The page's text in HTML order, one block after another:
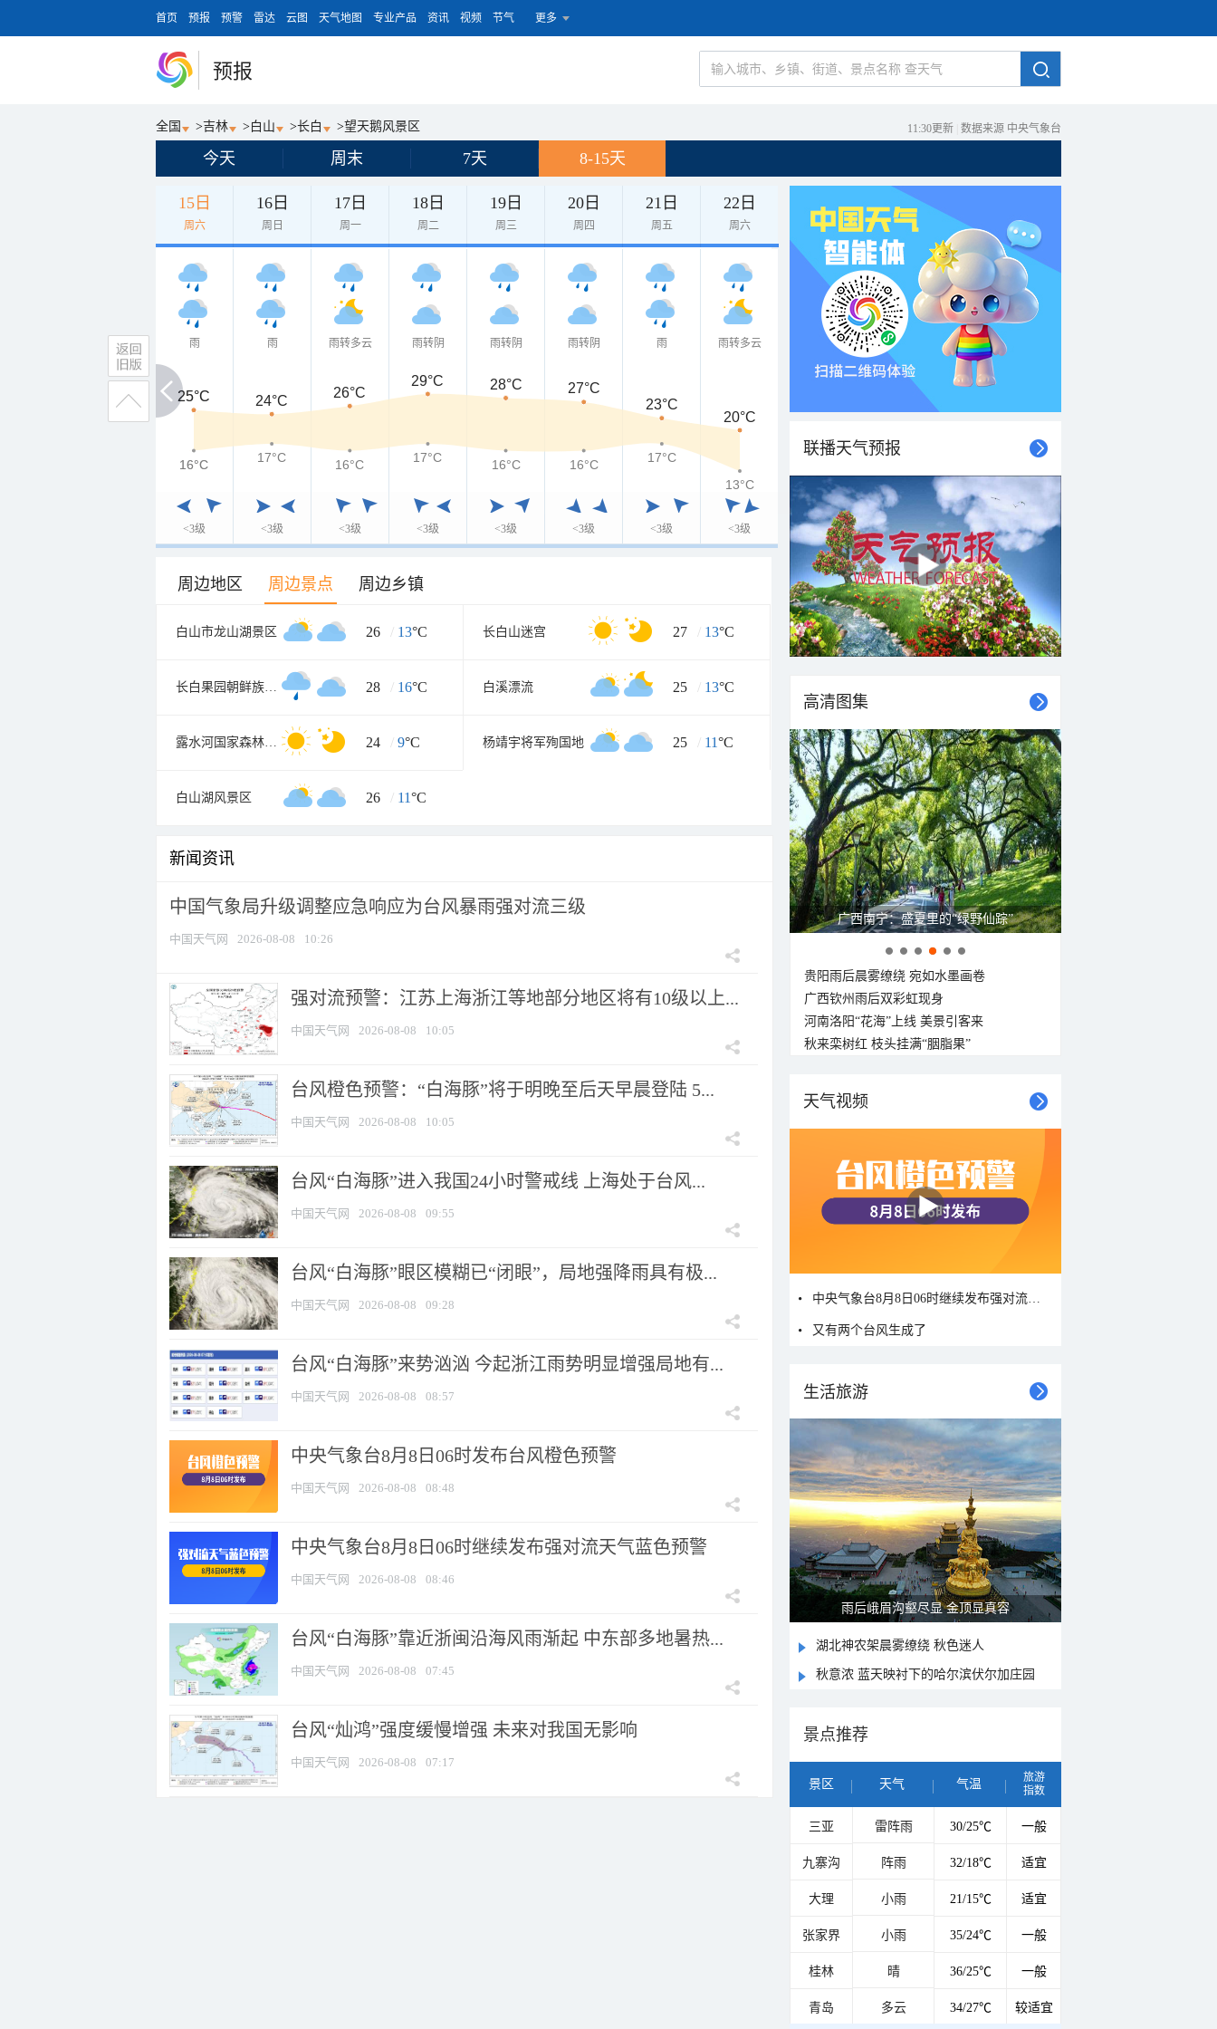
首页 预报 预警 雷达 云图 天气地图 专业产品 资讯 视频 节气 更多
预报
全国 >吉林 > 白山 >长白 >望天鹅风景区 11:30更新 数据来源 中央气象台
今天 周末 7天 8-15天
15日
周六
16日
周日
17日
周一
18日
周二
19日
周三
20日
周四
21日
周五
22日
周六
雨
<3级
雨
<3级
雨转多云
<3级
雨转阴
<3级
雨转阴
<3级
雨转阴
<3级
雨
<3级
雨转多云
<3级
25°C
25°C 24°C
26°C
29°C 28°C
27°C
23°C
20°C
16°C
16°C 17°C 16°C 17°C 16°C 16°C
17°C
13°C
周边地区 周边景点 周边乡镇
白山市龙山湖景区 26 / 13°C 长白山迷宫 27 / 13°C
长白果园朝鲜族民俗村 28 / 16°C 白溪漂流 25 / 13°C
露水河国家森林公园 24 / 9°C 杨靖宇将军殉国地 25 / 11°C
白山湖风景区 26 / 11°C
新闻资讯
中国气象局升级调整应急响应为台风暴雨强对流三级
中国天气网 2026-08-08 10:26
强对流预警：江苏上海浙江等地部分地区将有10级以上...
中国天气网 2026-08-08 10:05
台风橙色预警：“白海豚”将于明晚至后天早晨登陆 5...
中国天气网 2026-08-08 10:05
台风“白海豚”进入我国24小时警戒线 上海处于台风...
中国天气网 2026-08-08 09:55
台风“白海豚”眼区模糊已“闭眼”，局地强降雨具有极...
中国天气网 2026-08-08 09:28
台风“白海豚”来势汹汹 今起浙江雨势明显增强局地有...
中国天气网 2026-08-08 08:57
中央气象台8月8日06时发布台风橙色预警
中国天气网 2026-08-08 08:48
中央气象台8月8日06时继续发布强对流天气蓝色预警
中国天气网 2026-08-08 08:46
台风“白海豚”靠近浙闽沿海风雨渐起 中东部多地暑热...
中国天气网 2026-08-08 07:45
台风“灿鸿”强度缓慢增强 未来对我国无影响
中国天气网 2026-08-08 07:17
联播天气预报
高清图集
广西南宁：盛夏里的“绿野仙踪”
贵阳雨后晨雾缭绕 宛如水墨画卷
广西钦州雨后双彩虹现身
河南洛阳“花海”上线 美景引客来
秋来栾树红 枝头挂满“胭脂果”
天气视频
中央气象台8月8日06时继续发布强对流天气蓝色预警
又有两个台风生成了
生活旅游
雨后峨眉沟壑尽显 金顶显真容
湖北神农架晨雾缭绕 秋色迷人
秋意浓 蓝天映衬下的哈尔滨伏尔加庄园
景点推荐
景区 天气 气温
旅游
指数
三亚 雷阵雨 30/25℃ 一般
九寨沟 阵雨 32/18℃ 适宜
大理 小雨 21/15℃ 适宜
张家界 小雨 35/24℃ 一般
桂林 晴 36/25℃ 一般
青岛 多云 34/27℃ 较适宜